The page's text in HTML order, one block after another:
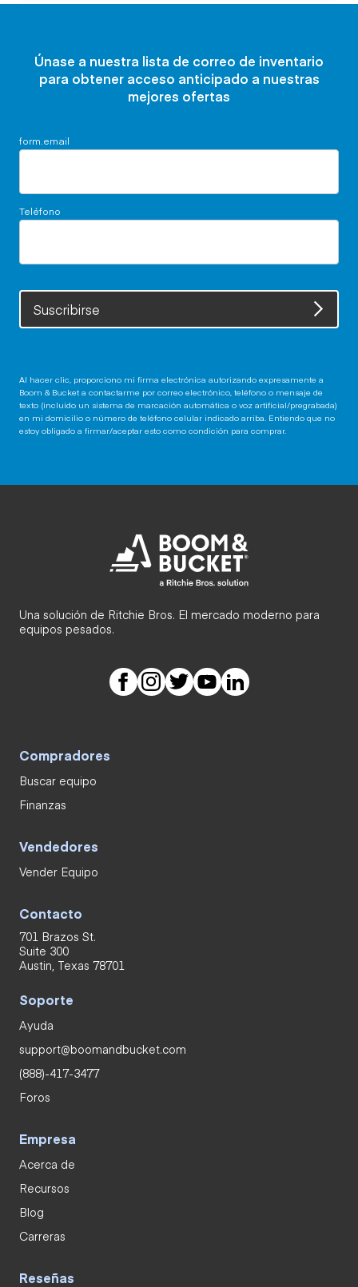
Únase a nuestra lista de correo de inventario
para obtener acceso anticipado a nuestras
mejores ofertas
form.email
Teléfono
Suscribirse
Al hacer clic, proporciono mi firma electrónica autorizando expresamente a
Boom & Bucket a contactarme por correo electrónico, teléfono o mensaje de
texto (incluido un sistema de marcación automática o voz artificial/pregrabada)
en mi domicilio o número de teléfono celular indicado arriba. Entiendo que no
estoy obligado a firmar/aceptar esto como condición para comprar.
Una solución de Ritchie Bros. El mercado moderno para
equipos pesados.
Compradores
Buscar equipo
Finanzas
Vendedores
Vender Equipo
Contacto
701 Brazos St.
Suite 300
Austin, Texas 78701
Soporte
Ayuda
support@boomandbucket.com
(888)-417-3477
Foros
Empresa
Acerca de
Recursos
Blog
Carreras
Reseñas